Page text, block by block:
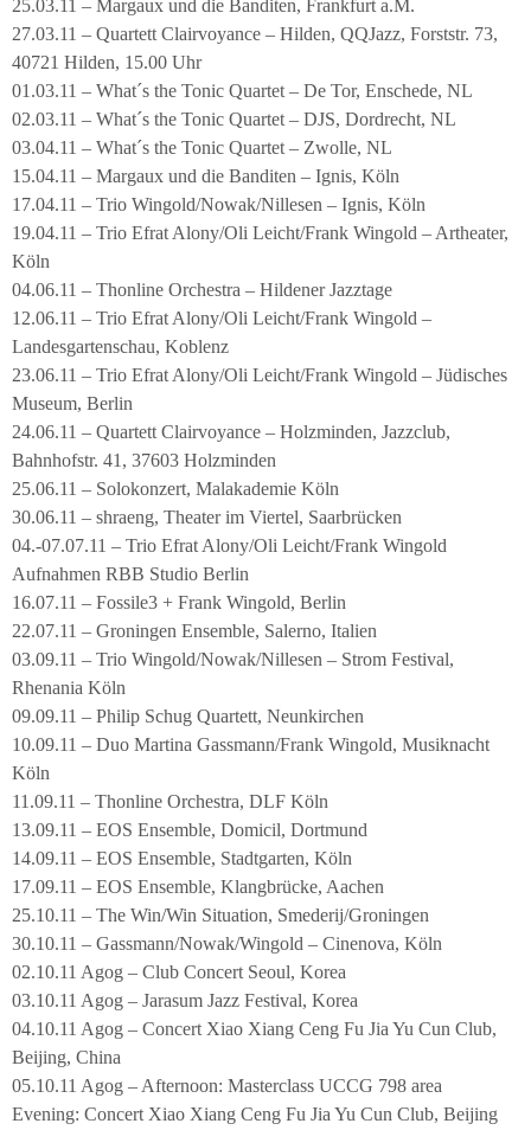
25.03.11 – Margaux und die Banditen, Frankfurt a.M.
27.03.11 – Quartett Clairvoyance – Hilden, QQJazz, Forststr. 73,
40721 Hilden, 15.00 Uhr
01.03.11 – What´s the Tonic Quartet – De Tor, Enschede, NL
02.03.11 – What´s the Tonic Quartet – DJS, Dordrecht, NL
03.04.11 – What´s the Tonic Quartet – Zwolle, NL
15.04.11 – Margaux und die Banditen – Ignis, Köln
17.04.11 – Trio Wingold/Nowak/Nillesen – Ignis, Köln
19.04.11 – Trio Efrat Alony/Oli Leicht/Frank Wingold – Artheater,
Köln
04.06.11 – Thonline Orchestra – Hildener Jazztage
12.06.11 – Trio Efrat Alony/Oli Leicht/Frank Wingold –
Landesgartenschau, Koblenz
23.06.11 – Trio Efrat Alony/Oli Leicht/Frank Wingold – Jüdisches
Museum, Berlin
24.06.11 – Quartett Clairvoyance – Holzminden, Jazzclub,
Bahnhofstr. 41, 37603 Holzminden
25.06.11 – Solokonzert, Malakademie Köln
30.06.11 – shraeng, Theater im Viertel, Saarbrücken
04.-07.07.11 – Trio Efrat Alony/Oli Leicht/Frank Wingold
Aufnahmen RBB Studio Berlin
16.07.11 – Fossile3 + Frank Wingold, Berlin
22.07.11 – Groningen Ensemble, Salerno, Italien
03.09.11 – Trio Wingold/Nowak/Nillesen – Strom Festival,
Rhenania Köln
09.09.11 – Philip Schug Quartett, Neunkirchen
10.09.11 – Duo Martina Gassmann/Frank Wingold, Musiknacht
Köln
11.09.11 – Thonline Orchestra, DLF Köln
13.09.11 – EOS Ensemble, Domicil, Dortmund
14.09.11 – EOS Ensemble, Stadtgarten, Köln
17.09.11 – EOS Ensemble, Klangbrücke, Aachen
25.10.11 – The Win/Win Situation, Smederij/Groningen
30.10.11 – Gassmann/Nowak/Wingold – Cinenova, Köln
02.10.11 Agog – Club Concert Seoul, Korea
03.10.11 Agog – Jarasum Jazz Festival, Korea
04.10.11 Agog – Concert Xiao Xiang Ceng Fu Jia Yu Cun Club,
Beijing, China
05.10.11 Agog – Afternoon: Masterclass UCCG 798 area
Evening: Concert Xiao Xiang Ceng Fu Jia Yu Cun Club, Beijing